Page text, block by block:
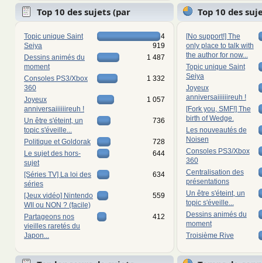
Top 10 des sujets (par
Topic unique Saint
Seiya
4
919
Dessins animés du
moment
1 487
Consoles PS3/Xbox
360
1 332
Joyeux
anniversaiiiiiireuh !
1 057
Un être s'éteint, un
topic s'éveille...
736
Politique et Goldorak
728
Le sujet des hors-
sujet
644
[Séries TV] La loi des
séries
634
[Jeux vidéo] Nintendo
WII ou NON ? (facile)
559
Partageons nos
vieilles raretés du
Japon...
412
Top 10 des
[No support!] The
only place to talk with
the author for now...
Topic unique Saint
Seiya
Joyeux
anniversaiiiiiireuh !
[Fork you, SMF!] The
birth of Wedge.
Les nouveautés de
Noisen
Consoles PS3/Xbox
360
Centralisation des
présentations
Un être s'éteint, un
topic s'éveille...
Dessins animés du
moment
Troisième Rive